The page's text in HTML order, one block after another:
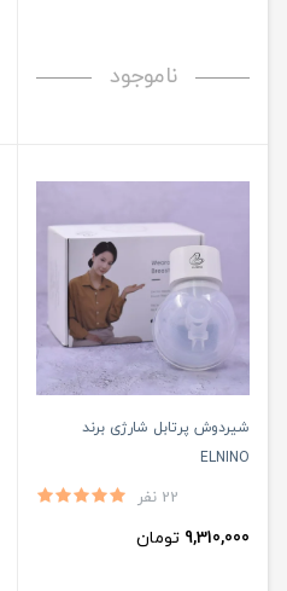
ناموجود
شیردوش‌ پرتابل شارژی برند
ELNINO
22 نفر
9,310,000 تومان